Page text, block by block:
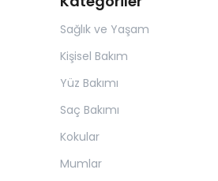
Sağlık ve Yaşam
Kişisel Bakım
Yüz Bakımı
Saç Bakımı
Kokular
Mumlar